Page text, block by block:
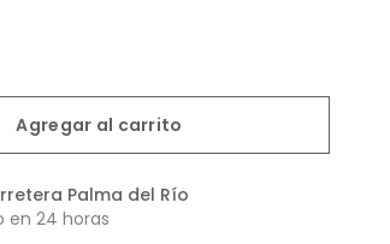
Agregar al carrito
Palma del Río
en 24 horas